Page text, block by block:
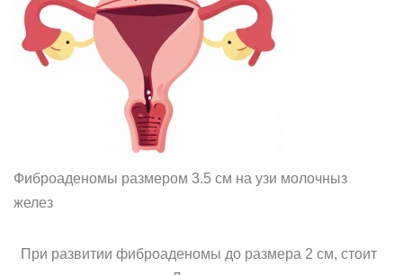
Фиброаденомы размером 3.5 см на узи молочныз
желез
При развитии фиброаденомы до размера 2 см, стоит